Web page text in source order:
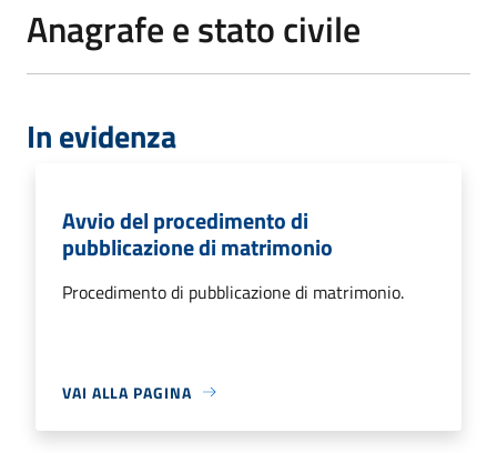
Anagrafe e stato civile
In evidenza
Avvio del procedimento di
pubblicazione di matrimonio
Procedimento di pubblicazione di matrimonio.
VAI ALLA PAGINA